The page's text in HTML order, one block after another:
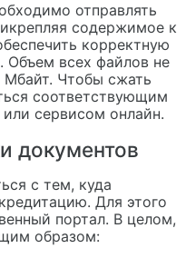
отправлять
содержимое к
корректную
Объем всех файлов не
Мбайт. Чтобы сжать
соответствующим
сервисом онлайн.
документов
с тем, куда
Для этого
портал. В целом,
образом: